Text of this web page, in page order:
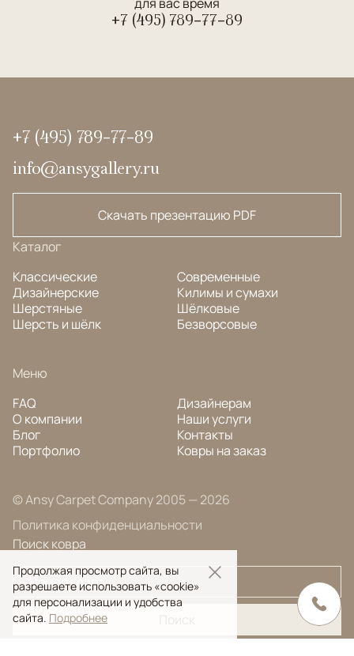
для вас время
+7 (495) 789-77-89
+7 (495) 789-77-89
info@ansygallery.ru
Скачать презентацию PDF
Каталог
Классические
Дизайнерские
Шерстяные
Шерсть и шёлк
Современные
Килимы и сумахи
Шёлковые
Безворсовые
Меню
FAQ
О компании
Блог
Портфолио
Дизайнерам
Наши услуги
Контакты
Ковры на заказ
© Ansy Carpet Company 2005 — 2026
Политика конфиденциальности
Поиск ковра
Продолжая просмотр сайта, вы
разрешаете использовать «cookie»
для персонализации и удобства
сайта. Подробнее